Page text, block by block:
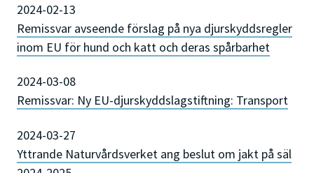
2024-02-13
Remissvar avseende förslag på nya djurskyddsregler
inom EU för hund och katt och deras spårbarhet
2024-03-08
Remissvar: Ny EU-djurskyddslagstiftning: Transport
2024-03-27
Yttrande Naturvårdsverket ang beslut om jakt på säl